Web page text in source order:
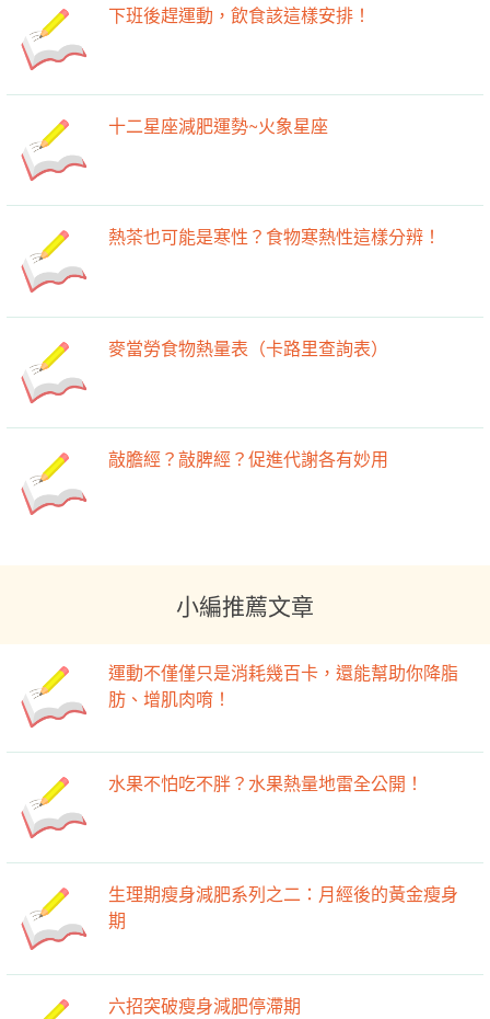
下班後趕運動，飲食該這樣安排！
十二星座減肥運勢~火象星座
熱茶也可能是寒性？食物寒熱性這樣分辨！
麥當勞食物熱量表（卡路里查詢表）
敲膽經？敲脾經？促進代謝各有妙用
小編推薦文章
運動不僅僅只是消耗幾百卡，還能幫助你降脂
肪、增肌肉唷！
水果不怕吃不胖？水果熱量地雷全公開！
生理期瘦身減肥系列之二：月經後的黃金瘦身
期
六招突破瘦身減肥停滯期